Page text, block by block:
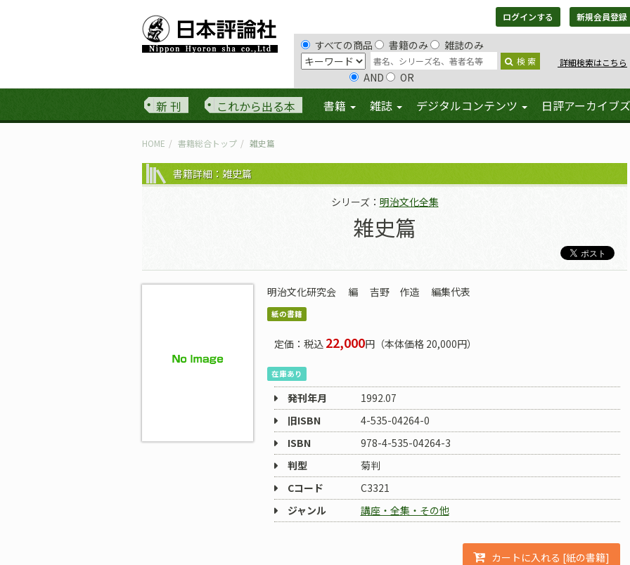
ログインする 新規会員登録
すべての商品 書籍のみ 雑誌のみ
検 索 詳細検索はこちら
AND OR
新 刊 これから出る本 書籍 雑誌 デジタルコンテンツ 日評アーカイブズ
HOME 書籍総合トップ 雑史篇
書籍詳細：雑史篇
シリーズ： 明治文化全集
雑史篇
明治文化研究会 編 吉野 作造 編集代表
紙の書籍
定価：税込 22,000円（本体価格 20,000円）
在庫あり
発刊年月
1992.07
旧ISBN
4-535-04264-0
ISBN
978-4-535-04264-3
判型
菊判
Cコード
C3321
ジャンル
講座・全集・その他
カートに入れる [紙の書籍]